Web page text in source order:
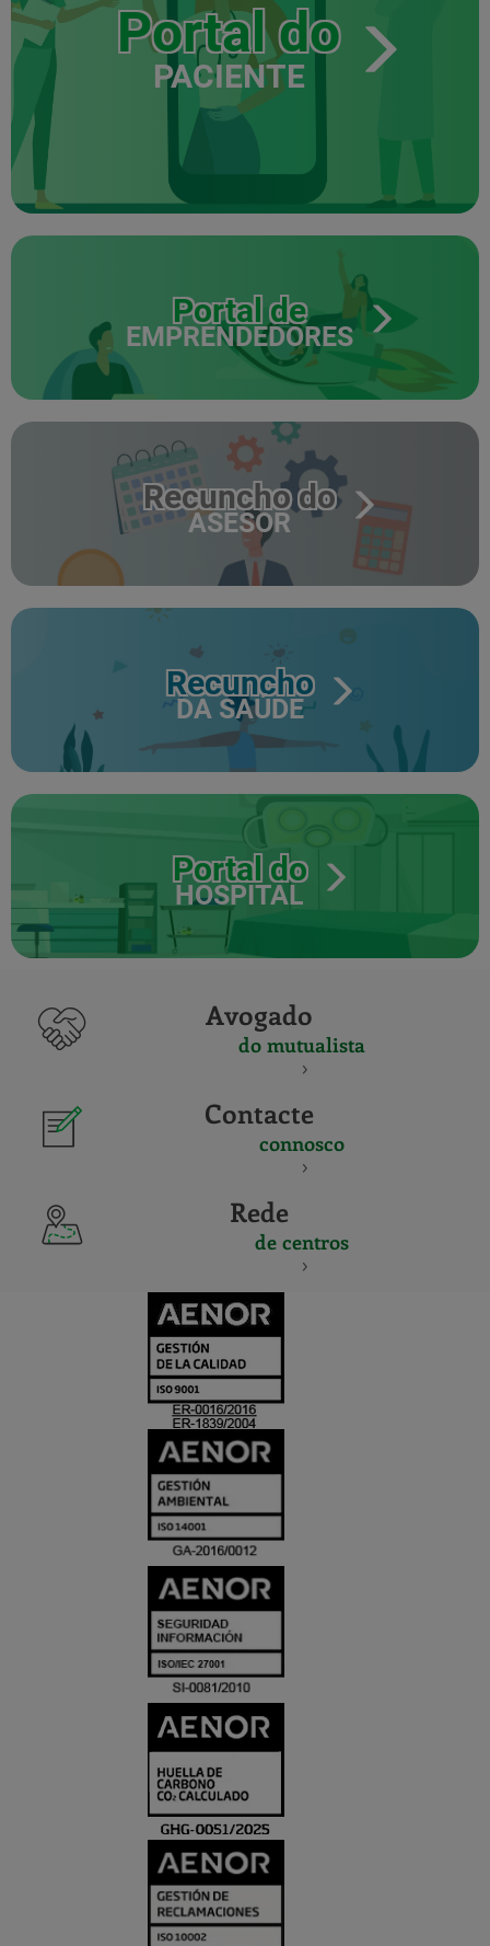
Portal do
PACIENTE
Portal de
EMPRENDEDORES
Recuncho do
ASESOR
Recuncho
DA SAÚDE
Portal do
HOSPITAL
Avogado
do mutualista
Contacte
connosco
Rede
de centros
Y